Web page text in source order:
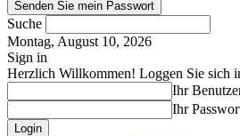
Suche
Montag, August 10, 2026
Sign in
Herzlich Willkommen! Loggen Sie sich
Ihr
Ihr